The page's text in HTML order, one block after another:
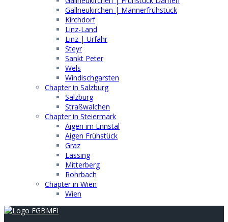
Gallneukirchen | Männerfrühstück
Kirchdorf
Linz-Land
Linz | Urfahr
Steyr
Sankt Peter
Wels
Windischgarsten
Chapter in Salzburg
Salzburg
Straßwalchen
Chapter in Steiermark
Aigen im Ennstal
Aigen Frühstück
Graz
Lassing
Mitterberg
Rohrbach
Chapter in Wien
Wien